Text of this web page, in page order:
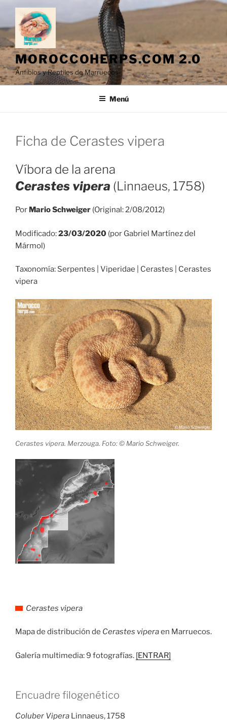
Saltar
contenido
MOROCCOHERPS.COM 2.0
Anfibios y Reptiles de Marruecos
Menú
Ficha de Cerastes vipera
Víbora de la arena
Cerastes vipera (Linnaeus, 1758)
Por Mario Schweiger (Original: 2/08/2012)
Modificado:23/03/2020 (por Gabriel Martínez del
Mármol)
Taxonomía: Serpentes | Viperidae | Cerastes | Cerastes
vipera
Cerastes vipera. Merzouga. Foto: © Mario Schweiger.
Cerastes vipera
Mapa de distribución de Cerastes viperaen Marruecos.
Galería multimedia: 9 fotografías. [ENTRAR]
Encuadre filogenético
Coluber Vipera Linnaeus, 1758